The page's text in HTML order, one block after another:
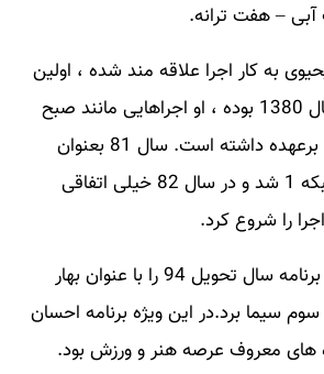
– هفت ترانه.
به کار اجرا علاقه مند شده ، اولین
برنامه زنده اش در سال 1380 بوده ، او اجراهایی مانند صبح
آمد و ماه عسل و.. را برعهده داشته است. سال 81 بعنوان
کارگردان آیتم وارد شبکه 1 شد و در سال 82 خیلی اتفاقی
را شروع کرد.
احسان علیخانی ویژه برنامه سال تحویل 94 را با عنوان بهار
سیما برد.در این ویژه برنامه احسان
های معروف عرصه هنر و ورزش بود.